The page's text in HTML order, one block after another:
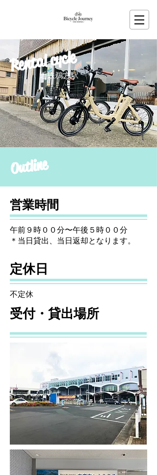
Rental cycle
近鉄鵜方駅
Outline
営業時間
午前９時００分〜午後５時００分
＊当日貸出、当日返却となります。
定休日
不定休
受付・貸出場所